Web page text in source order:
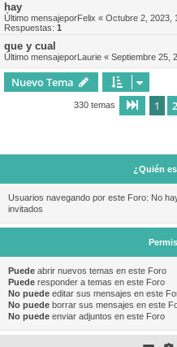
hay
Último mensajeporFelix « Octubre 2, 2023,
Respuestas: 1
que y cual
Último mensajeporLaurie « Septiembre 25,
Nuevo Tema
330 temas Página
1 2
¿Quién
Usuarios navegando por este Foro: No
invitados
Puede abrir nuevos temas en este Foro
Puede responder a temas en este Foro
No puede editar sus mensajes en este
No puede borrar sus mensajes en este
No puede enviar adjuntos en este Foro